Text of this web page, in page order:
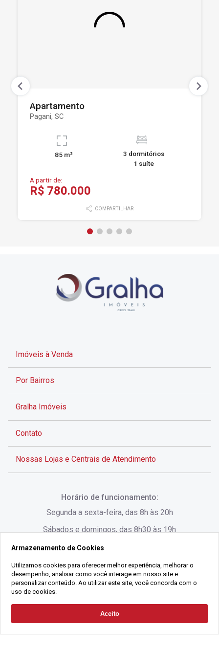
Solicitar Contato
Apartamento
Pagani, SC
85 m²
3 dormitórios
1 suíte
A partir de:
R$ 780.000
COMPARTILHAR
Imóveis à Venda
Por Bairros
Gralha Imóveis
Contato
Nossas Lojas e Centrais de Atendimento
Rua Lauro Linhares, 1080 - Trindade, Florianópolis -
SC
(48) 3220-1045
Alameda César Nascimento, 549, Salas 1, 2 e 3 -
Jurerê, - Florianópolis - SC
Horário de funcionamento:
Segunda a sexta-feira, das 8h às 20h
Sábados e domingos, das 8h30 às 19h
2021 Copyright - Gralha Imóveis CRECI 008060/O - Todos os direitos
CNPJ:18.091.083/0001-37
Armazenamento de Cookies
Utilizamos cookies para oferecer melhor experiência, melhorar o
desempenho, analisar como você interage em nosso site e
personalizar conteúdo. Ao utilizar este site, você concorda com o
uso de cookies.
Aceito